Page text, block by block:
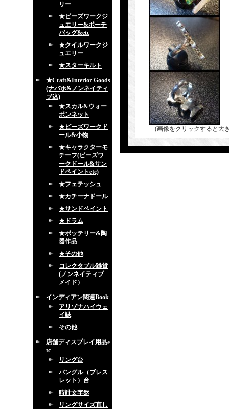
リー
★ビーズワークジ
ュエリー&ポーチ
バッグ&etc
★クイルワークジ
ュエリー
★スターキルト
★Craft&Interior Goods
(ナバホ&ノンネイティ
ブ込)
★スカル&ウォー
ボンネット
★ビーズワークド
ール&小物
★キャラクターモ
チーフ(ビーズワ
ークドール&サン
ドペイントetc)
★フェテッシュ
★カチーナドール
★サンドペイント
★ドラム
★ポッテリー&陶
器作品
★その他
コレクタブル雑貨
(ノンネイティブ
メイド）
インディアン関連Book
アリゾナハイウェ
イ誌
その他
店舗ディスプレイ用品e
tc
リング台
バングル（ブレス
レット）台
時計文字盤
リングサイズ直し
(画像をクリックすると大